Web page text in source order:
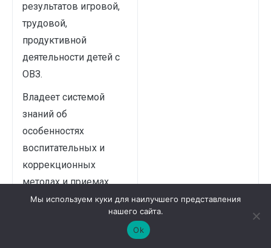
результатов игровой,
трудовой,
продуктивной
деятельности детей с
ОВЗ.
Владеет системой
знаний об
особенностях
воспитательных и
коррекционных
методах и приемах
работы с детьми с
Мы используем куки для наилучшего представления
нашего сайта.
Ok